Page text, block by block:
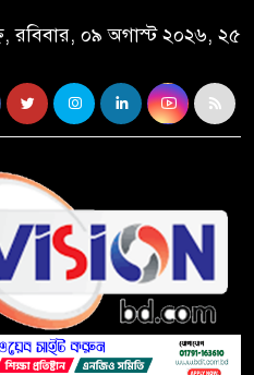
রবিবার, ০৯ অগাস্ট ২০২৬, ২৫